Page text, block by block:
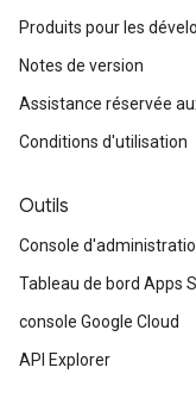
Produits pour les
Notes de version
Assistance réservée
Conditions d'utilisation
Outils
Console
Tableau de bord Apps
console Google Cloud
API Explorer